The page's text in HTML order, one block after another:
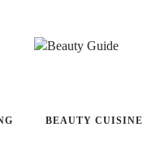
BEAUTY CUISINE